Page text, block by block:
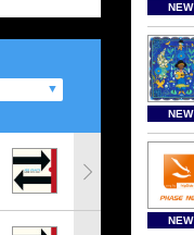
NEW
NEW
NEW